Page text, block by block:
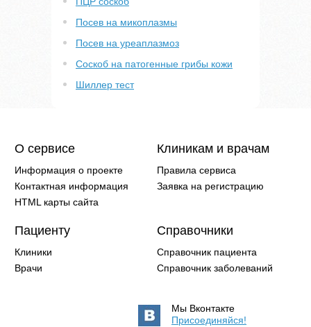
Посев на микоплазмы
Посев на уреаплазмоз
Соскоб на патогенные грибы кожи
Шиллер тест
О сервисе
Информация о проекте
Контактная информация
HTML карты сайта
Клиникам и врачам
Правила сервиса
Заявка на регистрацию
Пациенту
Клиники
Врачи
Справочники
Справочник пациента
Справочник заболеваний
Мы Вконтакте
Присоединяйся!